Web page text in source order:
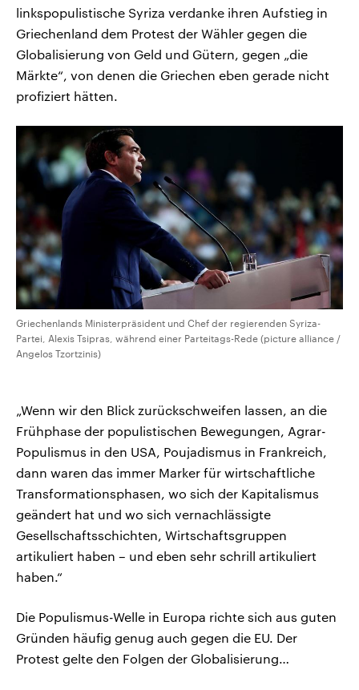
linkspopulistische Syriza verdanke ihren Aufstieg in
Griechenland dem Protest der Wähler gegen die
Globalisierung von Geld und Gütern, gegen „die
Märkte“, von denen die Griechen eben gerade nicht
profiziert hätten.
Griechenlands Ministerpräsident und Chef der regierenden Syriza-
Partei, Alexis Tsipras, während einer Parteitags-Rede (picture alliance /
Angelos Tzortzinis)
„Wenn wir den Blick zurückschweifen lassen, an die
Frühphase der populistischen Bewegungen, Agrar-
Populismus in den USA, Poujadismus in Frankreich,
dann waren das immer Marker für wirtschaftliche
Transformationsphasen, wo sich der Kapitalismus
geändert hat und wo sich vernachlässigte
Gesellschaftsschichten, Wirtschaftsgruppen
artikuliert haben – und eben sehr schrill artikuliert
haben.“
Die Populismus-Welle in Europa richte sich aus guten
Gründen häufig genug auch gegen die EU. Der
Protest gelte den Folgen der Globalisierung…